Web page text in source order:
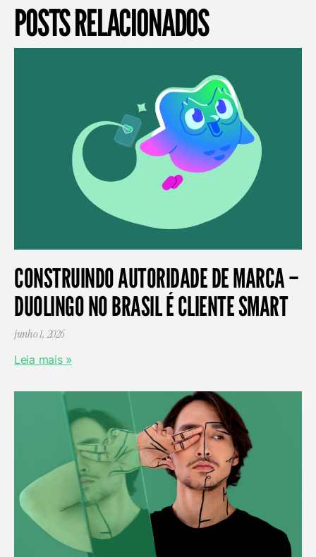
POSTS RELACIONADOS
CONSTRUINDO AUTORIDADE DE MARCA –
DUOLINGO NO BRASIL É CLIENTE SMART
junho 1, 2026
Leia mais »